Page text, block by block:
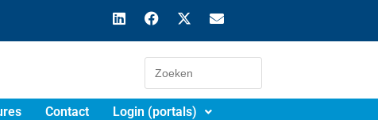
Contact Login (portals)